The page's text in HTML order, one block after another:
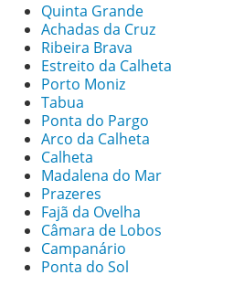
Quinta Grande
Achadas da Cruz
Ribeira Brava
Estreito da Calheta
Porto Moniz
Tabua
Ponta do Pargo
Arco da Calheta
Calheta
Madalena do Mar
Prazeres
Fajã da Ovelha
Câmara de Lobos
Campanário
Ponta do Sol